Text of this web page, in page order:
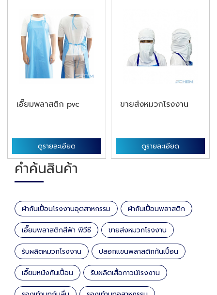
เอี๊ยมพลาสติก pvc
ดูรายละเอียด
ขายส่งหมวกโรงงาน
ดูรายละเอียด
คำค้นสินค้า
ผ้ากันเปื้อนโรงงานอุตสาหกรรม ผ้ากันเปื้อนพลาสติก
เอี๊ยมพลาสติกสีฟ้า พีวีซี ขายส่งหมวกโรงงาน
รับผลิตหมวกโรงงาน ปลอกแขนพลาสติกกันเปื้อน
เอี๊ยมหนังกันเปื้อน รับผลิตเสื้อกาวน์โรงงาน